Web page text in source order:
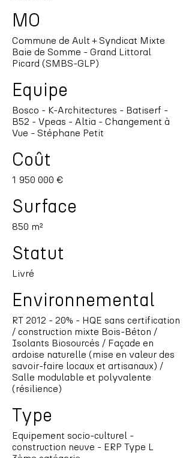
MO
Commune de Ault + Syndicat Mixte
Baie de Somme - Grand Littoral
Picard (SMBS-GLP)
Equipe
Bosco - K-Architectures - Batiserf -
B52 - Vpeas - Altia - Changement à
Vue - Stéphane Petit
Coût
1 950 000 €
Surface
850 m²
Statut
Livré
Environnemental
RT 2012 - 20% - HQE sans certification
/ construction mixte Bois-Béton /
Isolants Biosourcés / Façade en
ardoise naturelle (mise en valeur des
savoir-faire locaux et artisanaux) /
Salle modulable et polyvalente
(résilience)
Type
Equipement socio-culturel -
construction neuve - ERP Type L